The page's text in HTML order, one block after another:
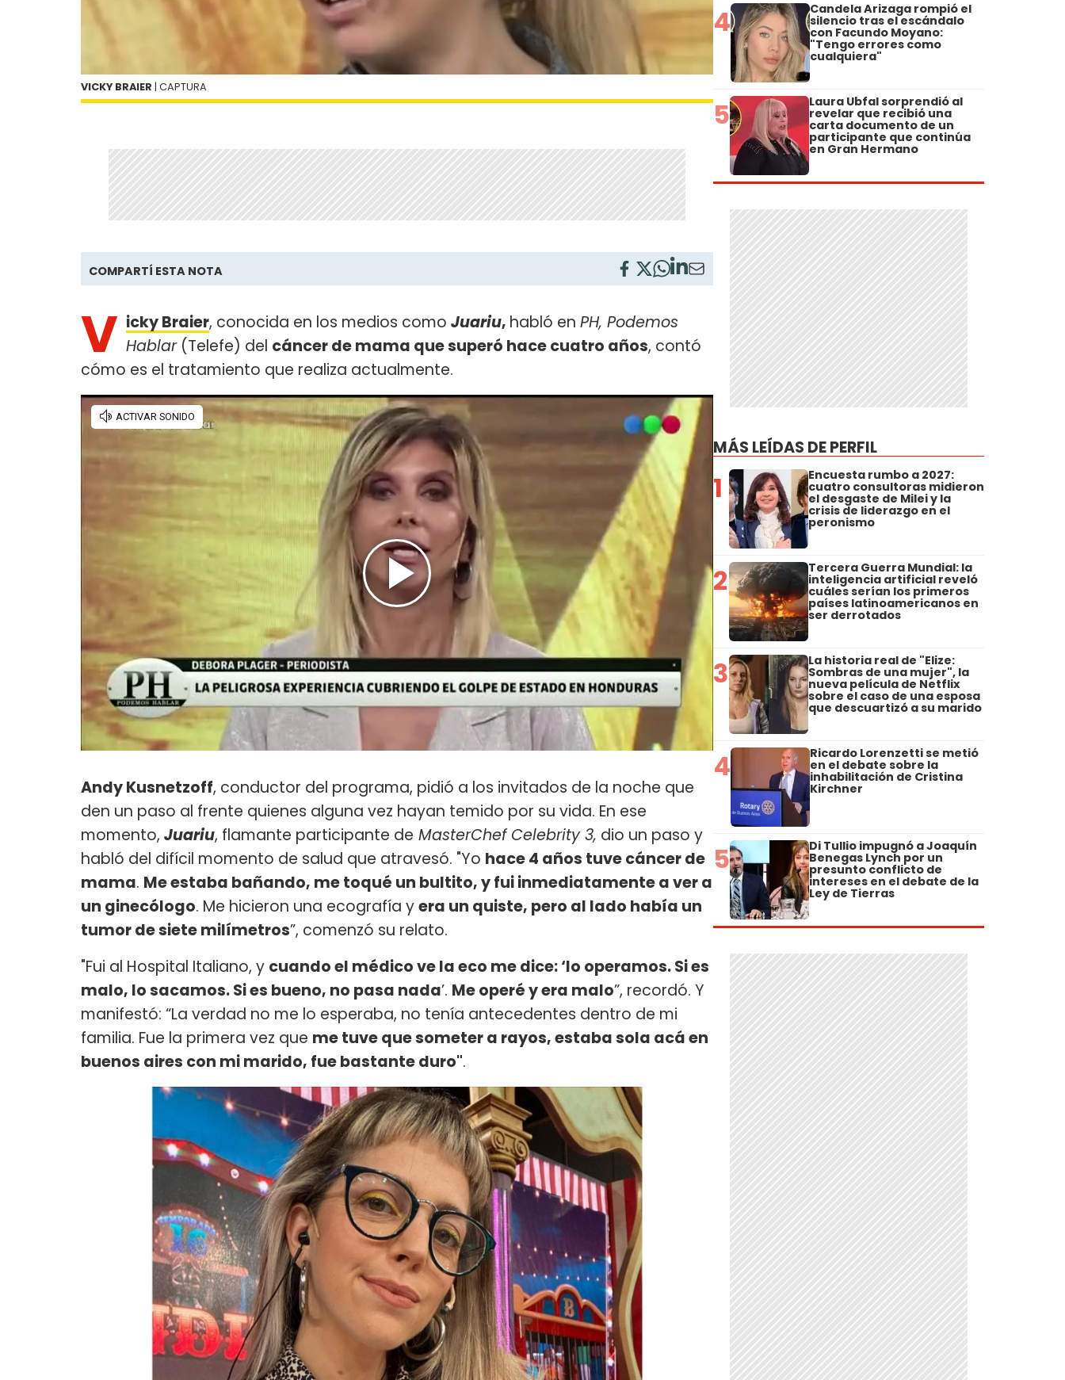
VICKY BRAIER | CAPTURA
COMPARTÍ ESTA NOTA
V icky Braier, conocida en los medios como Juariu, habló en PH, Podemos
Hablar(Telefe) del cáncer de mama que superó hace cuatro años, contó
cómo es el tratamiento que realiza actualmente.
Andy Kusnetzoff, conductor del programa, pidió a los invitados de la noche que
den un paso al frente quienes alguna vez hayan temido por su vida. En ese
momento, Juariu, flamante participante de MasterChef Celebrity 3, dio un paso y
habló del difícil momento de salud que atravesó. "Yo hace 4 años tuve cáncer de
mama. Me estaba bañando, me toqué un bultito, y fui inmediatamente a ver a
un ginecólogo. Me hicieron una ecografía yera un quiste, pero al lado había un
tumor de siete milímetros”, comenzó su relato.
"Fui al Hospital Italiano, y cuando el médico ve la eco me dice: ‘lo operamos. Si es
malo, lo sacamos. Si es bueno, no pasa nada’. Me operé y era malo”, recordó. Y
manifestó: “La verdad no me lo esperaba, no tenía antecedentes dentro de mi
familia. Fue la primera vez que me tuve que someter a rayos, estaba sola acá en
buenos aires con mi marido, fue bastante duro".
4 Candela Arizaga rompió el
silencio tras el escándalo
con Facundo Moyano:
"Tengo errores como
cualquiera"
5 Laura Ubfal sorprendió al
revelar que recibió una
carta documento de un
participante que continúa
en Gran Hermano
MÁS LEÍDAS DE PERFIL
1 Encuesta rumbo a 2027:
cuatro consultoras midieron
el desgaste de Milei y la
crisis de liderazgo en el
peronismo
2 Tercera Guerra Mundial: la
inteligencia artificial reveló
cuáles serían los primeros
países latinoamericanos en
ser derrotados
3 La historia real de "Elize:
Sombras de una mujer", la
nueva película de Netflix
sobre el caso de una esposa
que descuartizó a su marido
4 Ricardo Lorenzetti se metió
en el debate sobre la
inhabilitación de Cristina
Kirchner
5 Di Tullio impugnó a Joaquín
Benegas Lynch por un
presunto conflicto de
intereses en el debate de la
Ley de Tierras